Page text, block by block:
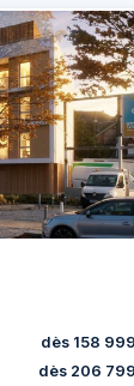
dès 158
dès 206